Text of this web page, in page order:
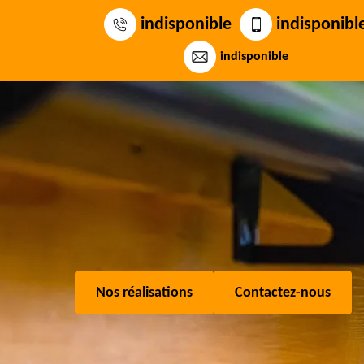
indisponible
indisponible
Nos réalisations Contactez-nous